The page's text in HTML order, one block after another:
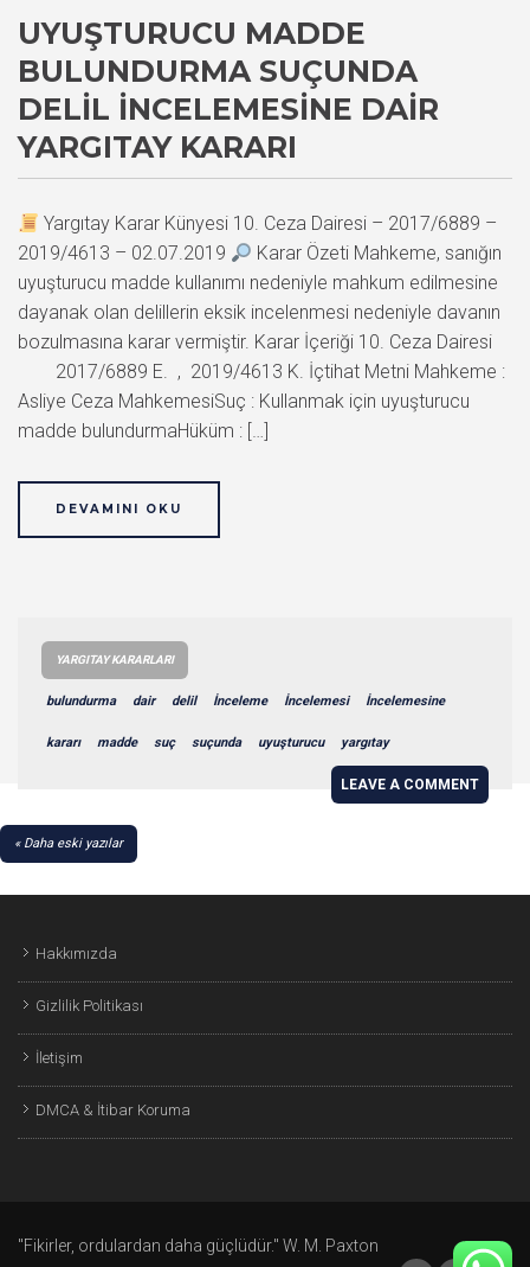
UYUŞTURUCU MADDE
BULUNDURMA SUÇUNDA
DELIL İNCELEMESINE DAIR
YARGITAY KARARI
Yargıtay Karar Künyesi 10. Ceza Dairesi – 2017/6889 –
2019/4613 – 02.07.2019
Karar Özeti Mahkeme, sanığın
uyuşturucu madde kullanımı nedeniyle mahkum edilmesine
dayanak olan delillerin eksik incelenmesi nedeniyle davanın
bozulmasına karar vermiştir. Karar İçeriği 10. Ceza Dairesi
2017/6889 E. , 2019/4613 K. İçtihat Metni Mahkeme :
Asliye Ceza MahkemesiSuç : Kullanmak için uyuşturucu
madde bulundurmaHüküm : […]
DEVAMINI OKU
YARGITAY KARARLARI
bulundurma dair delil İnceleme İncelemesi İncelemesine
kararı madde suç suçunda uyuşturucu yargıtay
LEAVE A COMMENT
YAZI
Daha eski yazılar
Hakkımızda
Gizlilik Politikası
İletişim
DMCA & İtibar Koruma
"Fikirler, ordulardan daha güçlüdür." W. M. Paxton